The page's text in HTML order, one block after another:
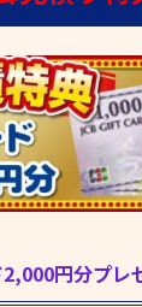
円分プレ